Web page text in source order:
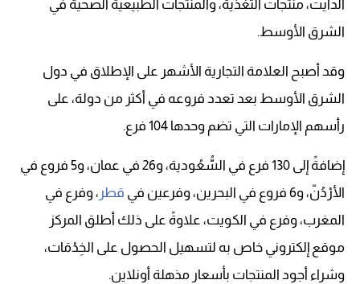
الدايت، منتجات التغذية، والمنتجات الطبيعية الصحية في
الشرق الأوسط.
وقد أصبح العلامة التجارية الأشهر على الإطلاق في دول
الشرق الأوسط بعد تعدد فروعه في أكثر من دولة، على
رأسهم الإمارات التي تضم وحدها 104 فرع.
إضافةً إلى 130 فرع في السُّعُودية، و26 في عمان، و5 فروع في
الأرْدُنّ، و6 فروع في البحرين، وفرعين في
قطر ، وفرع في
المغرب، وفرع في الكويت، علاوةً على ذلك أطلق المركز
موقع إلكتروني خاص به لتسهيل الحصول على الخِدْمَات،
وشراء أجود المنتجات بأسعار مذهلة أونلاين.